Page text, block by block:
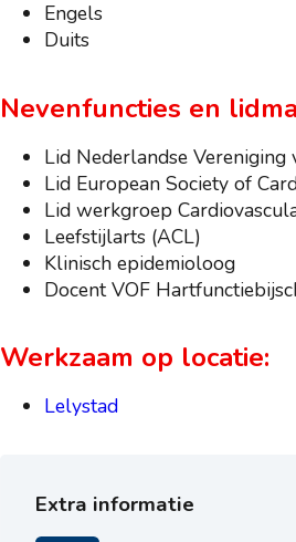
Engels
Duits
Nevenfuncties en
Lid Nederlandse Vereniging
Lid European Society of
Lid werkgroep
Leefstijlarts (ACL)
Klinisch epidemioloog
Docent VOF
Werkzaam op locatie:
Lelystad
Extra informatie